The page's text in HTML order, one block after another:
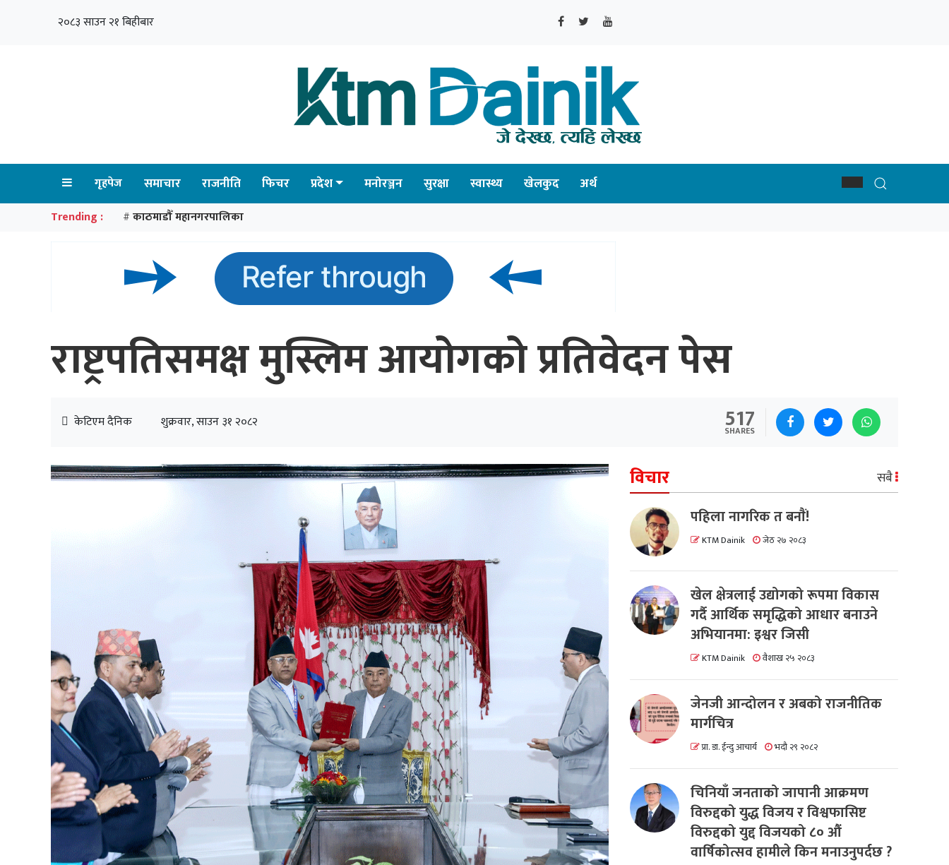
२०८३ साउन २१ बिहीबार
गृहपेज समाचार राजनीति फिचर प्रदेश मनोरञ्जन सुरक्षा स्वास्थ्य खेलकुद अर्थ
Trending : # काठमाडौँ महानगरपालिका
राष्ट्रपतिसमक्ष मुस्लिम आयोगको प्रतिवेदन पेस
केटिएम दैनिक शुक्रवार, साउन ३१ २०८२ 517
SHARES
विचार सबै
पहिला नागरिक त बनाैं!
KTM Dainik जेठ २७ २०८३
खेल क्षेत्रलाई उद्योगको रूपमा विकास
गर्दै आर्थिक समृद्धिको आधार बनाउने
अभियानमा: इश्वर जिसी
KTM Dainik वैशाख २५ २०८३
जेनजी आन्दोलन र अबको राजनीतिक
मार्गचित्र
प्रा. डा. ईन्दु आचार्य भदौ २९ २०८२
चिनियाँ जनताको जापानी आक्रमण
विरुद्दको युद्ध विजय र विश्वफासिष्ट
विरुद्दको युद्द विजयको ८० औं
वार्षिकोत्सव हामीले किन मनाउनुपर्दछ ?